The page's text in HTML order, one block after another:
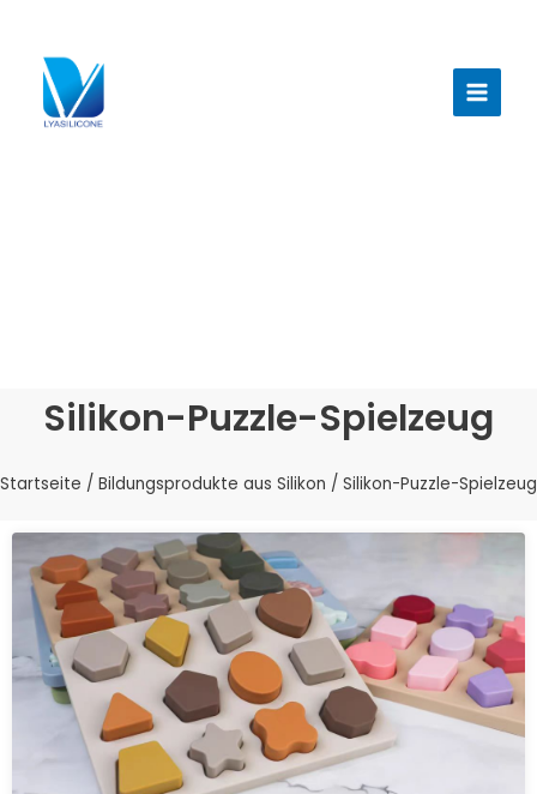
springen
Silikon-Puzzle-Spielzeug
Startseite / Bildungsprodukte aus Silikon / Silikon-Puzzle-Spielzeug